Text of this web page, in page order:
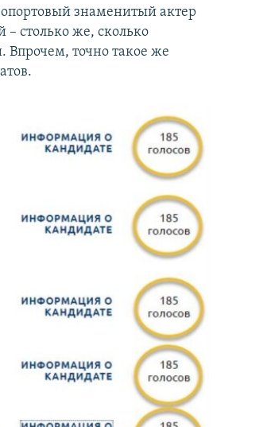
знаменитый актер
– столько же, сколько
Впрочем, точно такое же